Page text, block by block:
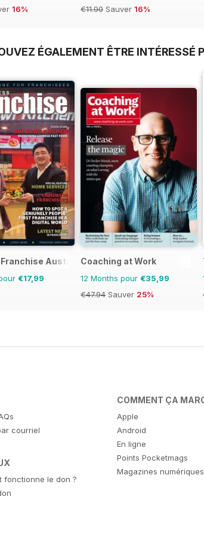
16%
€11.90 Sauver 16%
ÉGALEMENT ÊTRE INTÉRESSÉ
Australia&NZ
€17,99
Coaching at Work
12 Months pour €35,99
€47.94 Sauver 25%
courriel
fonctionne le don ?
COMMENT ÇA
Apple
Android
En ligne
Points Pocketmags
Magazines numériques